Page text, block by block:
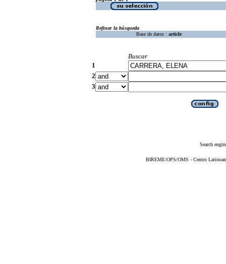
Refinar la búsqueda
Base de datos : article
Buscar
1
2
3
Search
BIREME/OPS/OMS - Centro